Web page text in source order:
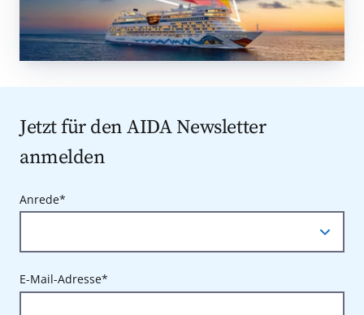
Jetzt für den AIDA Newsletter
anmelden
Anrede*
E-Mail-Adresse*